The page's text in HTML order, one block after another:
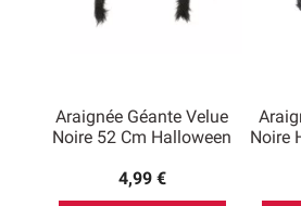
Araignée Géante Velue
Noire 52 Cm Halloween
4,99 €
Noire